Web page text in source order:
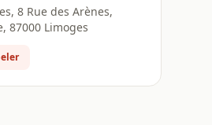
8 Rue des Arènes,
87000 Limoges